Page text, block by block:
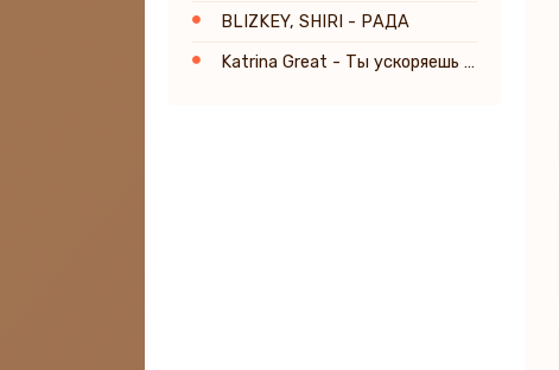
BLIZKEY, SHIRI - РАДА
Katrina Great - Ты ускоряешь время